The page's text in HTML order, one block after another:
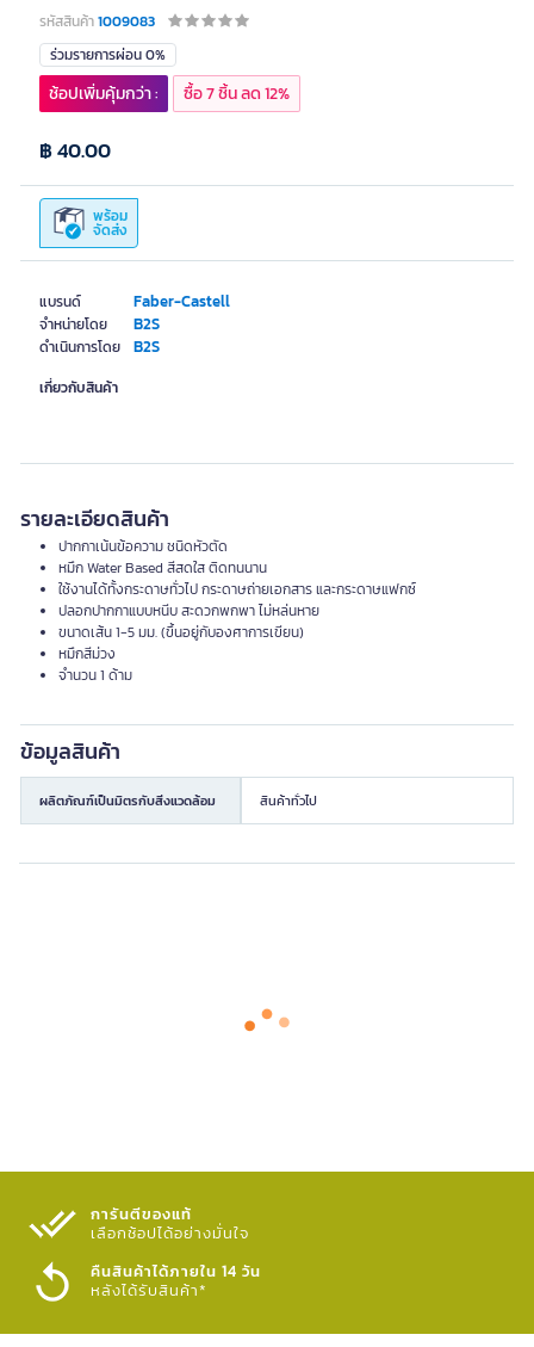
รหัสสินค้า1009083
แบรนด์ Faber-Castell
จำหน่ายโดย B2S
ดำเนินการโดย B2S
ร่วมรายการผ่อน 0%
พร้อม
จัดส่ง
฿ 40.00
ช้อปเพิ่มคุ้มกว่า : ซื้อ 7 ชิ้น ลด 12%
เกี่ยวกับสินค้า
รายละเอียดสินค้า
ปากกาเน้นข้อความ ชนิดหัวตัด
หมึก Water Based สีสดใส ติดทนนาน
ใช้งานได้ทั้งกระดาษทั่วไป กระดาษถ่ายเอกสาร และกระดาษแฟกซ์
ปลอกปากกาแบบหนีบ สะดวกพกพา ไม่หล่นหาย
ขนาดเส้น 1-5 มม. (ขึ้นอยู่กับองศาการเขียน)
หมึกสีม่วง
จำนวน 1 ด้าม
ข้อมูลสินค้า
ผลิตภัณฑ์เป็นมิตรกับสิ่งแวดล้อม สินค้าทั่วไป
การันตีของแท้
เลือกช้อปได้อย่างมั่นใจ​
คืนสินค้าได้ภายใน 14 วัน
หลังได้รับสินค้า*